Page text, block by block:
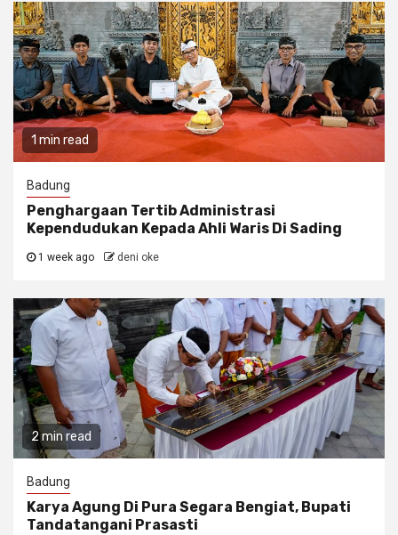
1 min read
Badung
Penghargaan Tertib Administrasi
Kependudukan Kepada Ahli Waris Di Sading
1 week ago deni oke
2 min read
Badung
Karya Agung Di Pura Segara Bengiat, Bupati
Tandatangani Prasasti